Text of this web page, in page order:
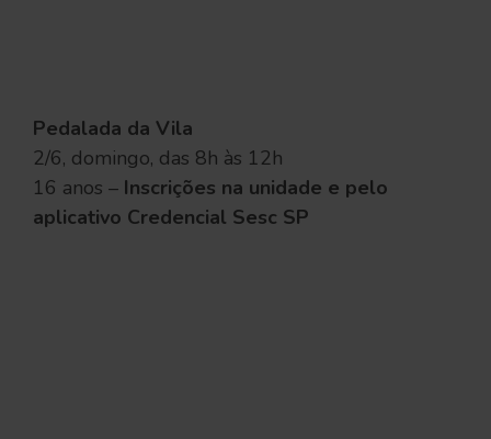
Pedalada da Vila
2/6, domingo, das 8h às 12h
16 anos – Inscrições na unidade e pelo
aplicativo Credencial Sesc SP